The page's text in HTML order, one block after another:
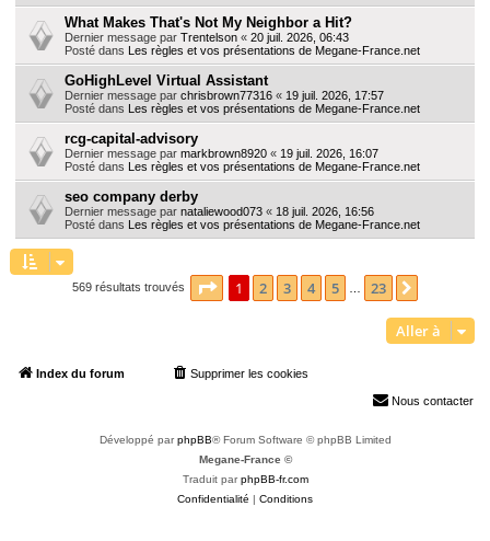
What Makes That's Not My Neighbor a Hit?
Dernier message par Trentelson « 20 juil. 2026, 06:43
Posté dans Les règles et vos présentations de Megane-France.net
GoHighLevel Virtual Assistant
Dernier message par chrisbrown77316 « 19 juil. 2026, 17:57
Posté dans Les règles et vos présentations de Megane-France.net
rcg-capital-advisory
Dernier message par markbrown8920 « 19 juil. 2026, 16:07
Posté dans Les règles et vos présentations de Megane-France.net
seo company derby
Dernier message par nataliewood073 « 18 juil. 2026, 16:56
Posté dans Les règles et vos présentations de Megane-France.net
569 résultats trouvés Page 1sur23
1 2 3 4 5 23
Aller à
Index du forum Supprimer les cookies
Nous contacter
Développé parphpBB® Forum Software © phpBB Limited
Megane-France ©
Traduit parphpBB-fr.com
Confidentialité | Conditions